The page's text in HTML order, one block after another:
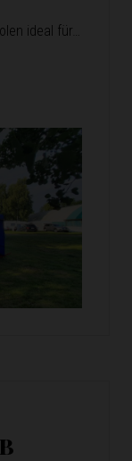
ideal für…